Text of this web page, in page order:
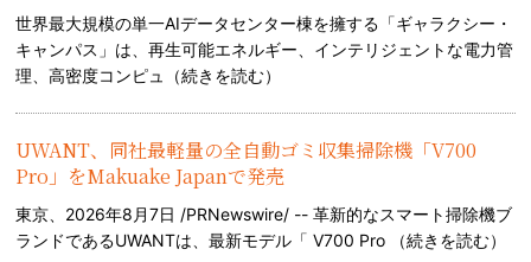
世界最大規模の単一AIデータセンター棟を擁する「ギャラクシー・
キャンパス」は、再生可能エネルギー、インテリジェントな電力管
理、高密度コンピュ（続きを読む）
UWANT、同社最軽量の全自動ゴミ収集掃除機「V700
Pro」をMakuake Japanで発売
東京、2026年8月7日 /PRNewswire/ -- 革新的なスマート掃除機ブ
ランドであるUWANTは、最新モデル「 V700 Pro （続きを読む）